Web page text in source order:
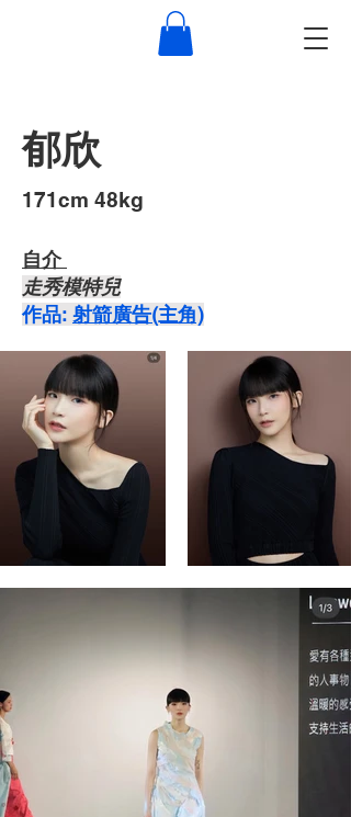
郁欣
​171cm 48kg
自介 ​
走秀模特兒
​作品: 射箭廣告(主角)